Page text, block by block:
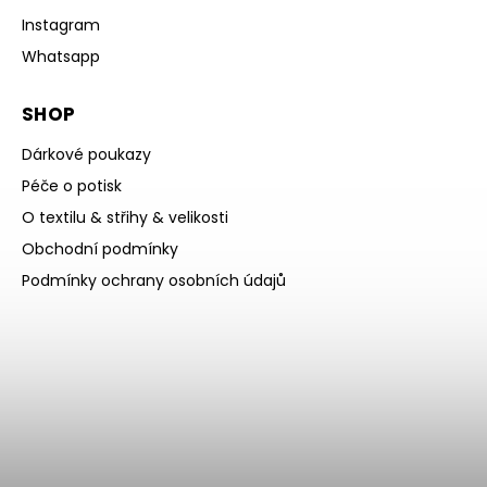
Instagram
Whatsapp
SHOP
Dárkové poukazy
Péče o potisk
O textilu & střihy & velikosti
Obchodní podmínky
Podmínky ochrany osobních údajů